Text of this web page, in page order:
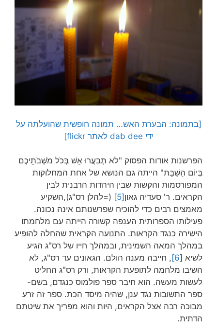
[בתמונה: הבערת האש… תמונה חופשית שהועלתה על
ידי dab dee לאתר flickr]
הפרשנות אודות הפסוק "לֹא תְבַעֲרוּ אֵשׁ בְּכֹל מֹשְׁבֹתֵיכֶם
בְּיוֹם הַשַּׁבָּת" הייתה גם הנושא של אחת המחלוקות
המפורסמות והקשות שבין היהדות הרבנית לבין
הקראים. ר' סעדיה גאון [5]
(=להלן רס"ג),השקיע
מאמצים רבים כדי להוכיח שפרשנותם אינה נכונה.
פעילותו הספרותית הענפה קשורה הייתה עם מלחמתו
הישירה כנגד הקראות. התנועה הקראית שהחלה להופיע
במהלך המאה השמינית, ובמהלך חייו של רס"ג הגיע
לשיא [6] , חייבה מענה הולם. הגאונים עד רס"ג, לא
השיבו מלחמה לתופעת הקראות, ורק רס"ג החליט
לעשות מעשה. הוא חיבר ספר פולמוס כנגדם, בשם-
ספר התשובות נגד ענן, שהיה מיסד הכת. ספר זה זרע
מבוכה רבה אצל הקראים, היות והוא מפריך את שיטתם
הדתית.